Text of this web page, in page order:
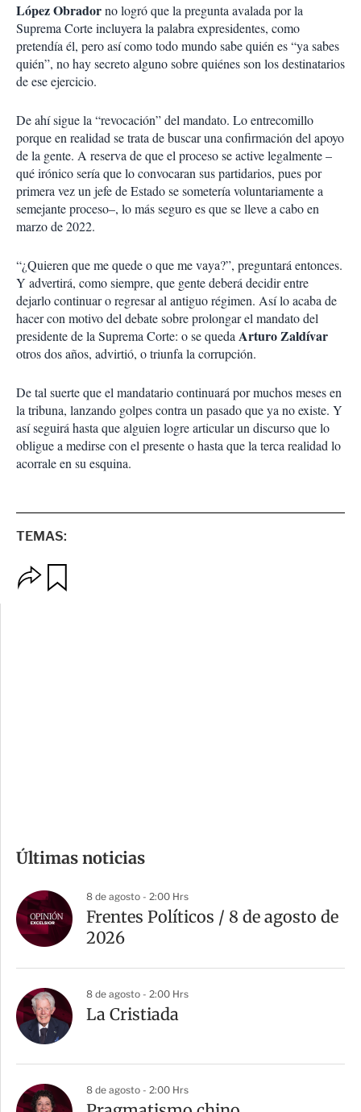
LópezObradorno logró que la pregunta avalada por la
Suprema Corte incluyera la palabra expresidentes, como
pretendía él, pero así como todo mundo sabe quién es “ya sabes
quién”, no hay secreto alguno sobre quiénes son los destinatarios
de ese ejercicio.
De ahí sigue la “revocación” del mandato. Lo entrecomillo
porque en realidad se trata de buscar una confirmación del apoyo
de la gente. A reserva de que el proceso se active legalmente –
qué irónico sería que lo convocaran sus partidarios, pues por
primera vez un jefe de Estado se sometería voluntariamente a
semejante proceso–, lo más seguro es que se lleve a cabo en
marzo de 2022.
“¿Quieren que me quede o que me vaya?”, preguntará entonces.
Y advertirá, como siempre, que gente deberá decidir entre
dejarlo continuar o regresar al antiguo régimen. Así lo acaba de
hacer con motivo del debate sobre prolongar el mandato del
presidente de la Suprema Corte: o se queda ArturoZaldívar
otros dos años, advirtió, o triunfa la corrupción.
De tal suerte que el mandatario continuará por muchos meses en
la tribuna, lanzando golpes contra un pasado que ya no existe. Y
así seguirá hasta que alguien logre articular un discurso que lo
obligue a medirse con el presente o hasta que la terca realidad lo
acorrale en su esquina.
TEMAS:
p
p
a
r
t
Últimas noticias
8 de agosto - 2:00 Hrs
Frentes Políticos / 8 de agosto de
2026
8 de agosto - 2:00 Hrs
La Cristiada
8 de agosto - 2:00 Hrs